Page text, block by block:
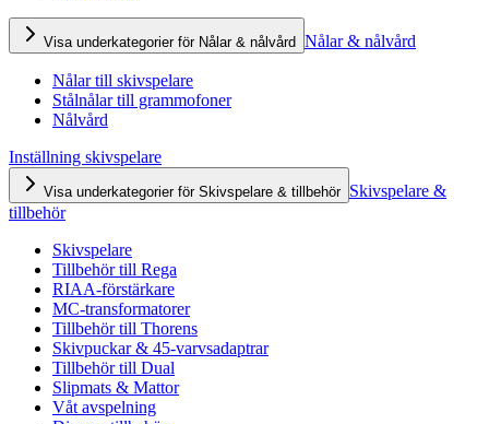
Visa underkategorier för Nålar & nålvård Nålar & nålvård
Nålar till skivspelare
Stålnålar till grammofoner
Nålvård
Inställning skivspelare
Visa underkategorier för Skivspelare & tillbehör Skivspelare &
tillbehör
Skivspelare
Tillbehör till Rega
RIAA-förstärkare
MC-transformatorer
Tillbehör till Thorens
Skivpuckar & 45-varvsadaptrar
Tillbehör till Dual
Slipmats & Mattor
Våt avspelning